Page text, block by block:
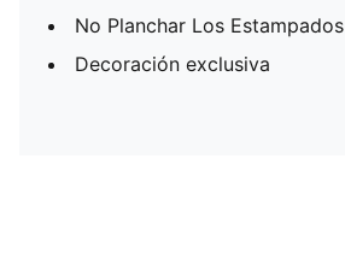
No Planchar Los Estampados
Decoración exclusiva